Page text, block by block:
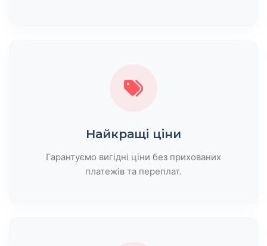
Найкращі ціни
Гарантуємо вигідні ціни без прихованих
платежів та переплат.